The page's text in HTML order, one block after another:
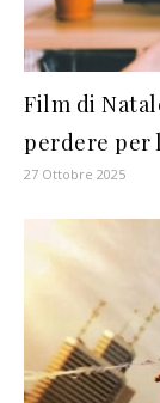
Film di
perdere per
27 Ottobre 2025